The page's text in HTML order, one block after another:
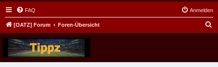
FAQ Anmelden
[OATZ] Forum Foren-Übersicht